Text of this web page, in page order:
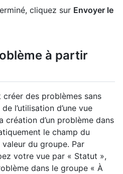
cliquez sur Envoyer le
à partir
des problèmes sans
l’utilisation d’une vue
création d’un problème dans
le champ du
du groupe. Par
votre vue par « Statut »,
dans le groupe « À